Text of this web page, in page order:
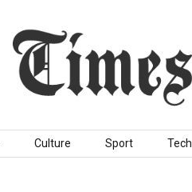
Culture Sport Tech